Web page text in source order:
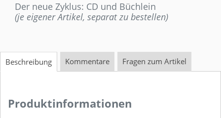
Der neue Zyklus: CD und Büchlein
(je eigener Artikel, separat zu bestellen)
Beschreibung Kommentare Fragen zum Artikel
Produktinformationen